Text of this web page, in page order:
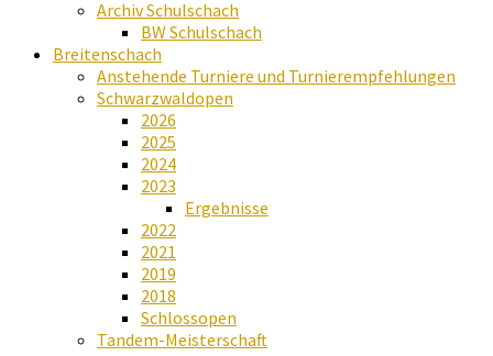
Archiv Schulschach
BW Schulschach
Breitenschach
Anstehende Turniere und Turnierempfehlungen
Schwarzwaldopen
2026
2025
2024
2023
Ergebnisse
2022
2021
2019
2018
Schlossopen
Tandem-Meisterschaft